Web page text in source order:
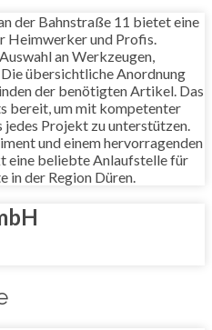
der Bahnstraße 11 bietet eine
Heimwerker und Profis.
an Werkzeugen,
übersichtliche Anordnung
der benötigten Artikel. Das
bereit, um mit kompetenter
Projekt zu unterstützen.
und einem hervorragenden
eine beliebte Anlaufstelle für
in der Region Düren.